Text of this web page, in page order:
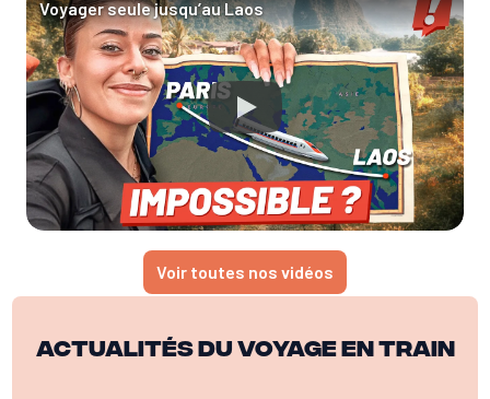
Voyager seule jusqu’au Laos
Voir toutes nos vidéos
Actualités du voyage en train